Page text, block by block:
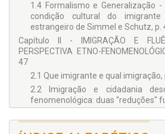
1.4 Formalismo e Generalização
condição cultural do
estrangeiro de Simmel e Schutz, p.
Capítulo II - IMIGRAÇÃO E
PERSPECTIVA ETNO-
47
2.1 Que imigrante e qual imigração,
2.2 Imigração e cidadania
fenomenológica: duas "reduções"
"nativo" e "imigrante": o conceito de